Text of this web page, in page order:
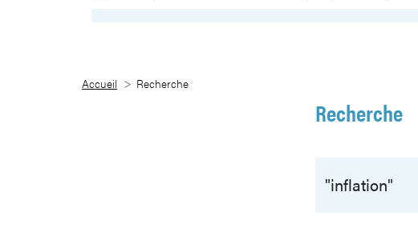
Recherche
Accueil Recherche
Recherche